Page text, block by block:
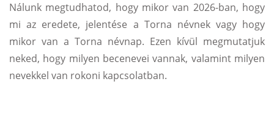
Nálunk megtudhatod, hogy mikor van 2026-ban, hogy
mi az eredete, jelentése a Torna névnek vagy hogy
mikor van a Torna névnap. Ezen kívül megmutatjuk
neked, hogy milyen becenevei vannak, valamint milyen
nevekkel van rokoni kapcsolatban.